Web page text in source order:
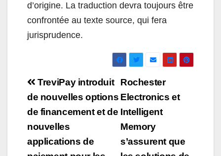
d’origine. La traduction devra toujours être
confrontée au texte source, qui fera
jurisprudence.
Navigation
de
l’article
Rochester
Electronics et
Intelligent
Memory
s’assurent que
TreviPay introduit
de nouvelles options
de financement et de
nouvelles
applications de